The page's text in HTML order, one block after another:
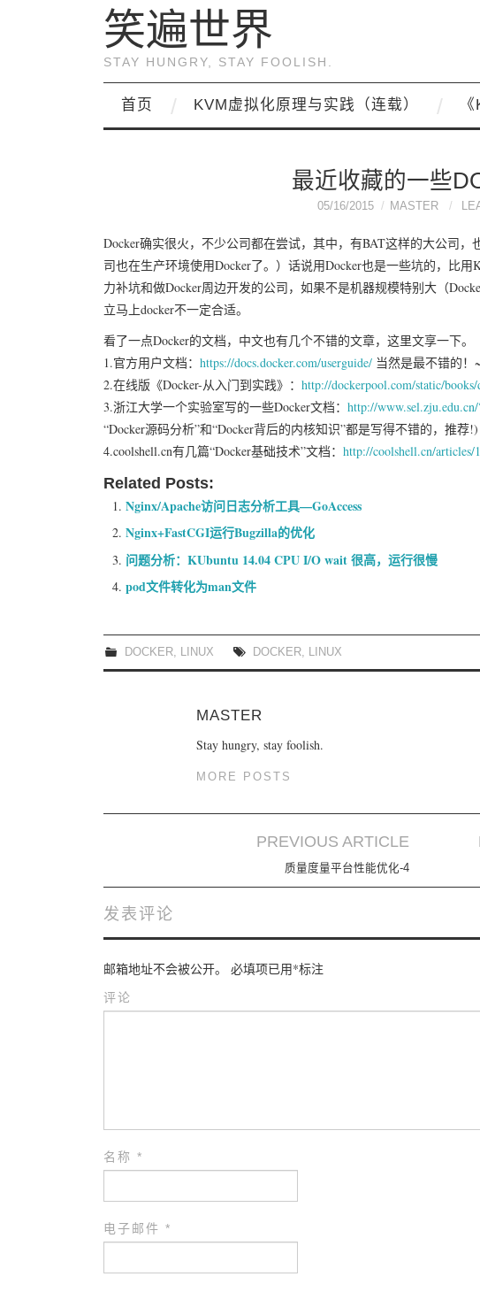
笑遍世界
STAY HUNGRY, STAY FOOLISH.
首页 KVM虚拟化原理与实践（连载）
最近收藏的一些
05/16/2015 MASTER
Docker确实很火，不少公司都在尝试，其中，有BAT这样的大公司
司也在生产环境使用Docker了。）话说用Docker也是一些坑的，比
力补坑和做Docker周边开发的公司，如果不是机器规模特别大（
立马上docker不一定合适。
看了一点Docker的文档，中文也有几个不错的文章，这里文享一下。
1.官方用户文档： https://docs.docker.com/userguide/当然是最不错的！~
2.在线版《Docker-从入门到实践》： http://dockerpool.com/static/
3.浙江大学一个实验室写的一些Docker文档： http://www.sel.zju.edu.cn/
“Docker源码分析”和“Docker背后的内核知识”都是写得不错的，推荐!)
4.coolshell.cn有几篇“Docker基础技术”文档： http://coolshell.cn/articles/
Related Posts:
Nginx/Apache访问日志分析工具—GoAccess
Nginx+FastCGI运行Bugzilla的优化
问题分析：KUbuntu 14.04 CPU I/O wait 很高，运行很慢
pod文件转化为man文件
DOCKER, LINUX DOCKER, LINUX
MASTER
Stay hungry, stay foolish.
MORE POSTS
PREVIOUS ARTICLE
质量度量平台性能优化-4
发表评论
邮箱地址不会被公开。 必填项已用*标注
评论
名称 *
电子邮件 *